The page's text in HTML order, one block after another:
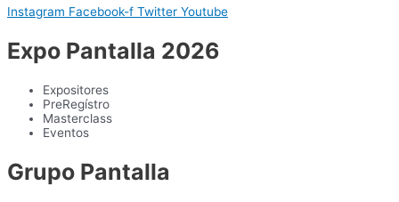
Instagram Facebook-f Twitter Youtube
Expo Pantalla 2026
Expositores
PreRegístro
Masterclass
Eventos
Grupo Pantalla